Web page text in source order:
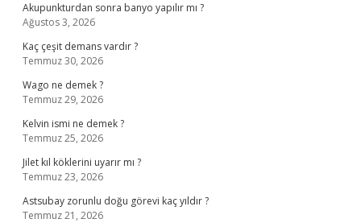
Akupunkturdan sonra banyo yapılır mı ?
Ağustos 3, 2026
Kaç çeşit demans vardır ?
Temmuz 30, 2026
Wago ne demek ?
Temmuz 29, 2026
Kelvin ismi ne demek ?
Temmuz 25, 2026
Jilet kıl köklerini uyarır mı ?
Temmuz 23, 2026
Astsubay zorunlu doğu görevi kaç yıldır ?
Temmuz 21, 2026